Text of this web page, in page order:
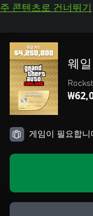
주 콘텐츠로 건너뛰기
웨
게임이 필요합니